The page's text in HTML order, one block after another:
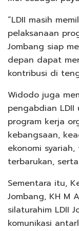
“LDII masih
pelaksanaan
Jombang siap
depan dapat
kontribusi di
Widodo juga
pengabdian
program kerja
kebangsaan,
ekonomi
terbarukan,
Sementara itu,
Jombang, KH M
silaturahim LDII
komunikasi